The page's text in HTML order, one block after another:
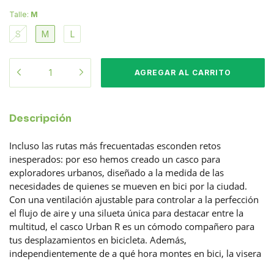
Talle: M
S M L
Descripción
Incluso las rutas más frecuentadas esconden retos
inesperados: por eso hemos creado un casco para
exploradores urbanos, diseñado a la medida de las
necesidades de quienes se mueven en bici por la ciudad.
Con una ventilación ajustable para controlar a la perfección
el flujo de aire y una silueta única para destacar entre la
multitud, el casco Urban R es un cómodo compañero para
tus desplazamientos en bicicleta. Además,
independientemente de a qué hora montes en bici, la visera